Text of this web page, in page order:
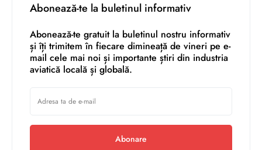
Abonează-te la buletinul informativ
Abonează-te gratuit la buletinul nostru informativ
și îți trimitem în fiecare dimineață de vineri pe e-
mail cele mai noi și importante știri din industria
aviatică locală și globală.
Abonare